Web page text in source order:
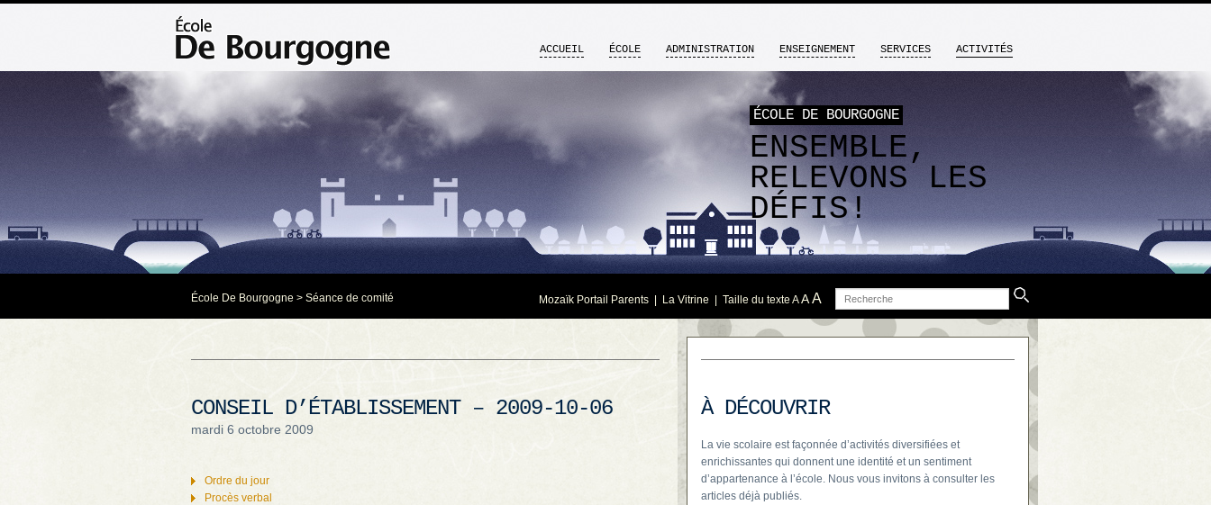
ÉCOLE DE BOURGOGNE
ENSEMBLE,
RELEVONS LES
DÉFIS!
ACCUEIL ÉCOLE ADMINISTRATION ENSEIGNEMENT SERVICES ACTIVITÉS
École De Bourgogne > Séance de comité Mozaïk Portail Parents La Vitrine | Taille du texte A AA Recherche
CONSEIL D’ÉTABLISSEMENT – 2009-10-06
mardi 6 octobre 2009
Ordre du jour
Procès verbal
À DÉCOUVRIR
La vie scolaire est façonnée d’activités diversifiées et
enrichissantes qui donnent une identité et un sentiment
d’appartenance à l’école. Nous vous invitons à consulter les
articles déjà publiés.